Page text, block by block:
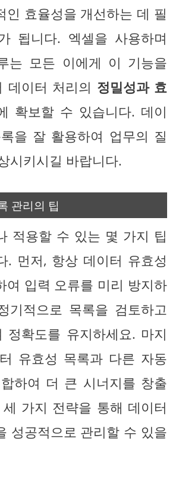
인 효율성을 개선하는 데 필
됩니다. 엑셀을 사용하며
는 모든 이에게 이 기능을
데이터 처리의 정밀성과 효
확보할 수 있습니다. 데이
을 잘 활용하여 업무의 질
시키시길 바랍니다.
관리의 팁
적용할 수 있는 몇 가지 팁
. 먼저, 항상 데이터 유효성
여 입력 오류를 미리 방지하
기적으로 목록을 검토하고
정확도를 유지하세요. 마지
유효성 목록과 다른 자동
하여 더 큰 시너지를 창출
가지 전략을 통해 데이터
성공적으로 관리할 수 있을